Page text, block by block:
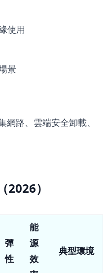
使用
景
路、雲端安全卸載、
2026）
彈
性
能
源
效
典型環境